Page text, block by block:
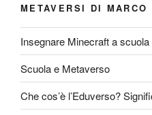
METAVERSI DI MARCO
Insegnare Minecraft a scuola
Scuola e Metaverso
Che cos’è l’Eduverso?